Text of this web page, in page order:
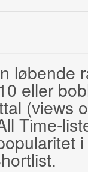
løbende
eller
(views
Time-